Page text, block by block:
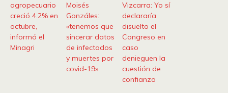
agropecuario
creció 4.2% en
octubre,
informó el
Minagri
Moisés
Gonzáles:
«tenemos que
sincerar datos
de infectados
y muertes por
covid-19»
Vizcarra: Yo sí
declararía
disuelto el
Congreso en
caso
denieguen la
cuestión de
confianza